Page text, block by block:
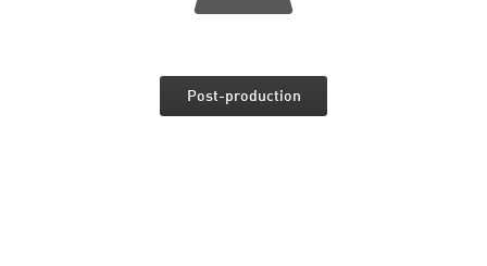
Post-production